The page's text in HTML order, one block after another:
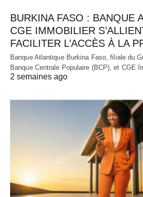
BURKINA FASO : BANQUE
CGE IMMOBILIER
FACILITER L’ACCÈS À LA
Banque Atlantique Burkina Faso, filiale du
Banque Centrale Populaire (BCP), et CGE
2 semaines ago